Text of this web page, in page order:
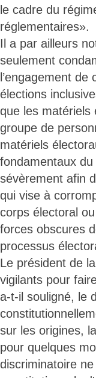
le cadre du
réglementaires».
Il a par ailleurs
seulement
l’engagement
élections
que les matériels
groupe de
matériels
fondamentaux
sévèrement afin
qui vise à
corps électoral
forces obscures
processus
Le président de
vigilants pour
a-t-il souligné, le
sur les origines,
pour quelques
discriminatoire